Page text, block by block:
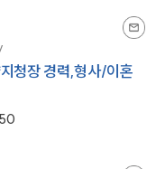
청장 경력,형사/이혼